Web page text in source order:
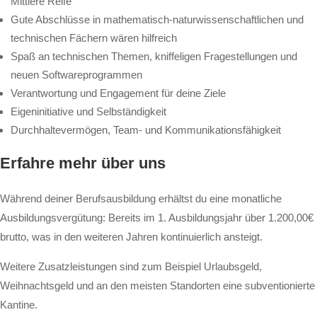
Gute Abschlüsse in mathematisch-naturwissenschaftlichen und
technischen Fächern wären hilfreich
Spaß an technischen Themen, kniffeligen Fragestellungen und
neuen Softwareprogrammen
Verantwortung und Engagement für deine Ziele
Eigeninitiative und Selbständigkeit
Durchhaltevermögen, Team- und Kommunikationsfähigkeit
Erfahre mehr über uns
Während deiner Berufsausbildung erhältst du eine monatliche
Ausbildungsvergütung: Bereits im 1. Ausbildungsjahr über 1.200,00€
brutto, was in den weiteren Jahren kontinuierlich ansteigt.
Weitere Zusatzleistungen sind zum Beispiel Urlaubsgeld,
Weihnachtsgeld und an den meisten Standorten eine subventionierte
Kantine.